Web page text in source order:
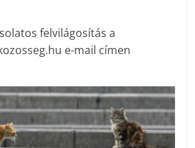
felvilágosítás a
e-mail címen